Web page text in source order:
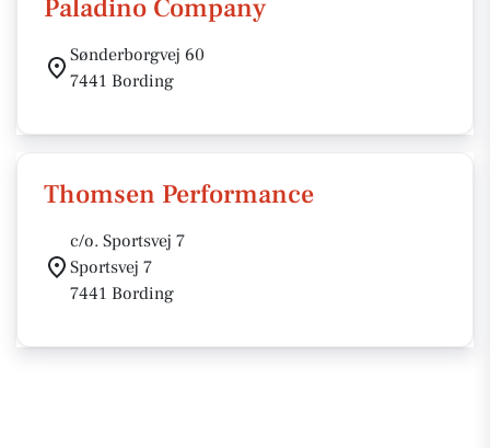
Paladino Company
Sønderborgvej 60
7441 Bording
Thomsen Performance
c/o. Sportsvej 7
Sportsvej 7
7441 Bording